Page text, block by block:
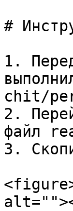
#
1.
chit/
2.
файл
3.